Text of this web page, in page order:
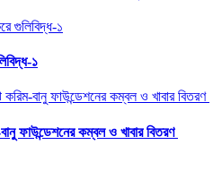
১
ফাউন্ডেশনের কম্বল ও খাবার বিতরণ